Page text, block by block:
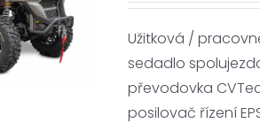
Užitková /
sedadlo
převodovka
posilovač řízení